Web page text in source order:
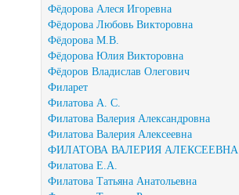
Фёдорова Алеся Игоревна
Фёдорова Любовь Викторовна
Фёдорова М.В.
Фёдорова Юлия Викторовна
Фёдоров Владислав Олегович
Филарет
Филатова А. С.
Филатова Валерия Александровна
Филатова Валерия Алексеевна
ФИЛАТОВА ВАЛЕРИЯ АЛЕКСЕЕВНА
Филатова Е.А.
Филатова Татьяна Анатольевна